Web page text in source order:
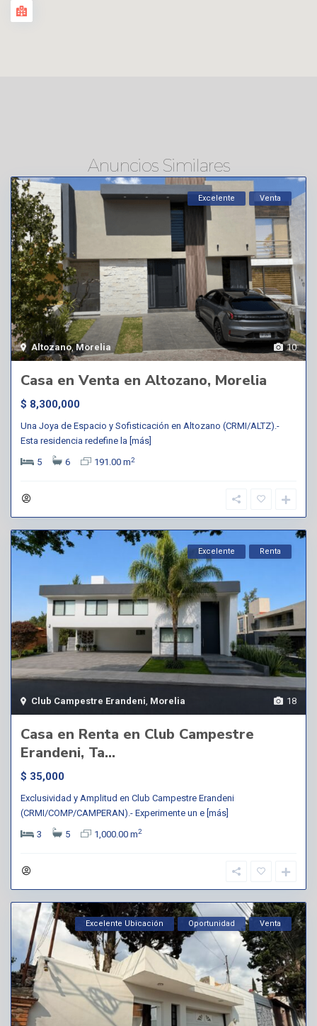
Anuncios Similares
10
Altozano,Morelia
Excelente Venta
Casa en Venta en Altozano, Morelia
$ 8,300,000
Una Joya de Espacio y Sofisticación en Altozano (CRMI/ALTZ).-
Esta residencia redefine la [más]
5
6 191.00 m2
18
Club Campestre Erandeni, Morelia
Excelente Renta
Casa en Renta en Club Campestre
Erandeni, Ta...
$ 35,000
Exclusividad y Amplitud en Club Campestre Erandeni
(CRMI/COMP/CAMPERAN).- Experimente un e [más]
3
5 1,000.00 m2
Excelente Ubicación Oportunidad Venta